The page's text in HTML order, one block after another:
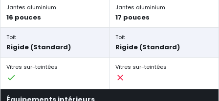
Jantes aluminium
16 pouces
Jantes aluminium
17 pouces
Toit
Rigide (Standard)
Toit
Rigide (Standard)
Vitres sur-teintées Vitres sur-teintées